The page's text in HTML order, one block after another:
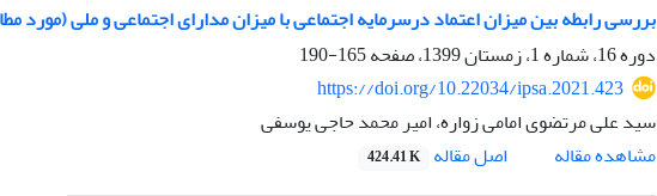
بررسی رابطه بین میزان اعتماد درسرمایه اجتماعی با میزان مدارای اجتماعی و ملی (مورد
دوره 16، شماره 1، زمستان 1399، صفحه
165-190
https://doi.org/10.22034/ipsa.2021.423
سید علی مرتضوی امامی زواره، امیر محمد حاجی یوسفی
مشاهده مقاله
اصل مقاله 424.41 K